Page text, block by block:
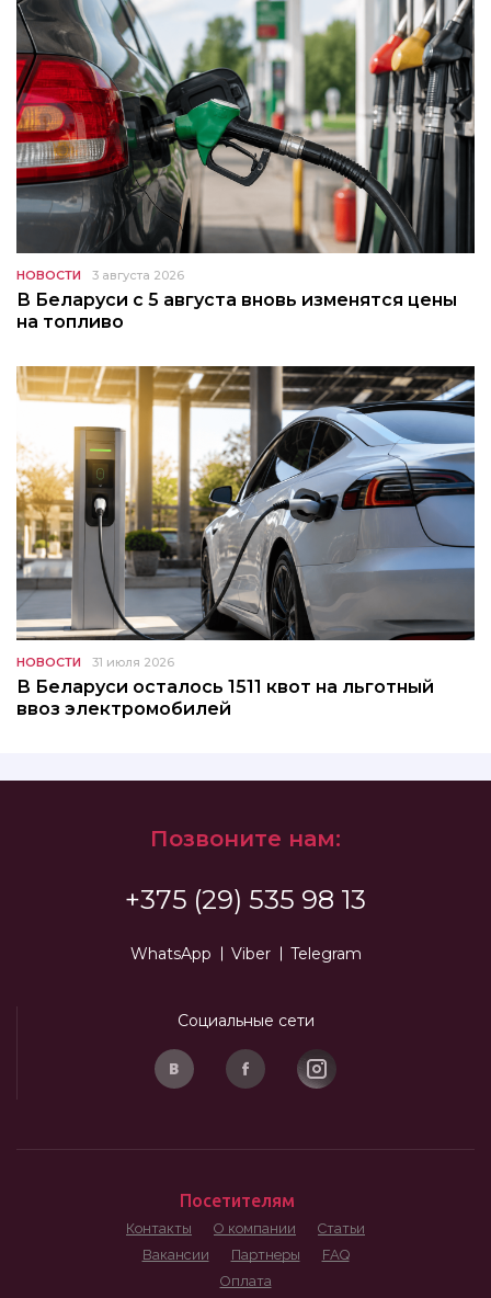
НОВОСТИ 3 августа 2026
В Беларуси с 5 августа вновь изменятся цены
на топливо
НОВОСТИ 31 июля 2026
В Беларуси осталось 1511 квот на льготный
ввоз электромобилей
Позвоните нам:
+375 (29) 535 98 13
WhatsApp Viber Telegram
Социальные сети
Посетителям
Контакты О компании
Статьи
Вакансии
Партнеры
FAQ
Оплата